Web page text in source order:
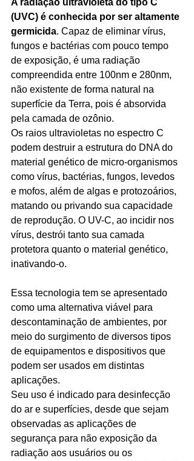
(UVC) é conhecida por ser altamente
germicida. Capaz de eliminar vírus,
fungos e bactérias com pouco tempo
de exposição, é uma radiação
compreendida entre 100nm e 280nm,
não existente de forma natural na
superfície da Terra, pois é absorvida
pela camada de ozônio.
Os raios ultravioletas no espectro C
podem destruir a estrutura do DNA do
material genético de micro-organismos
como vírus, bactérias, fungos, levedos
e mofos, além de algas e protozoários,
matando ou privando sua capacidade
de reprodução. O UV-C, ao incidir nos
vírus, destrói tanto sua camada
protetora quanto o material genético,
inativando-o.
Essa tecnologia tem se apresentado
como uma alternativa viável para
descontaminação de ambientes, por
meio do surgimento de diversos tipos
de equipamentos e dispositivos que
podem ser usados em distintas
aplicações.
Seu uso é indicado para desinfecção
do ar e superfícies, desde que sejam
observadas as aplicações de
segurança para não exposição da
radiação aos usuários ou os